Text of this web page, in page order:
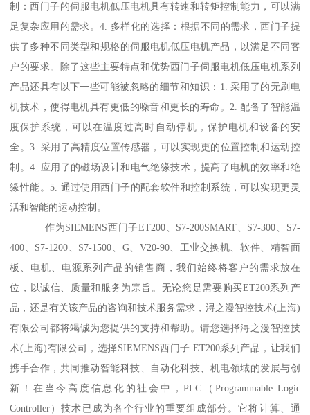
制：西门子的伺服电机低压电机具有转速和转矩控制能力，可以满
足复杂应用的需求。4. 多样化的选择：根据不同的需求，西门子提
供了多种不同类型和规格的伺服电机低压电机产品，以满足不同客
户的要求。除了这些主要特点和优势西门子伺服电机低压电机系列
产品还具有以下一些可能被忽略的细节和知识：1. 采用了的无刷电
机技术，使得电机具有更低的噪音和更长的寿命。2. 配备了智能温
度保护系统，可以在温度过高时自动停机，保护电机和设备的安
全。3. 采用了高精度位置传感器，可以实现更的位置控制和运动控
制。4. 应用了的磁场设计和电气绝缘技术，提髙了电机的效率和绝
缘性能。5. 通过使用西门子的配套软件和控制系统，可以实现更灵
活和智能的运动控制。
作为SIEMENS西门子ET200、S7-200SMART、S7-300、S7-
400、S7-1200、S7-1500、G、V20-90、工业交换机、软件、精智面
板、电机、电源系列产品的销售商，我们始终将客户的需求放在
位，以诚信、质量和服务为宗旨。无论您是需要购买ET200系列产
品，还是有关该产品的咨询和技术服务需求，浔之漫智控技术(上海)
有限公司都将竭诚为您提供的支持和帮助。请您选择浔之漫智控技
术(上海)有限公司，选择SIEMENS西门子 ET200系列产品，让我们
携手合作，共同推动智能科技、自动化科技、机电领域的发展与创
新！在当今高度信息化的社会中，PLC（Programmable Logic
Controller）技术已成为各个行业的重要组成部分。它将计算、通